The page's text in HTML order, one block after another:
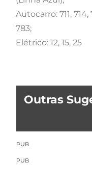
Autocarro: 711, 714,
783;
Elétrico: 12, 15, 25
Outras
PUB
PUB